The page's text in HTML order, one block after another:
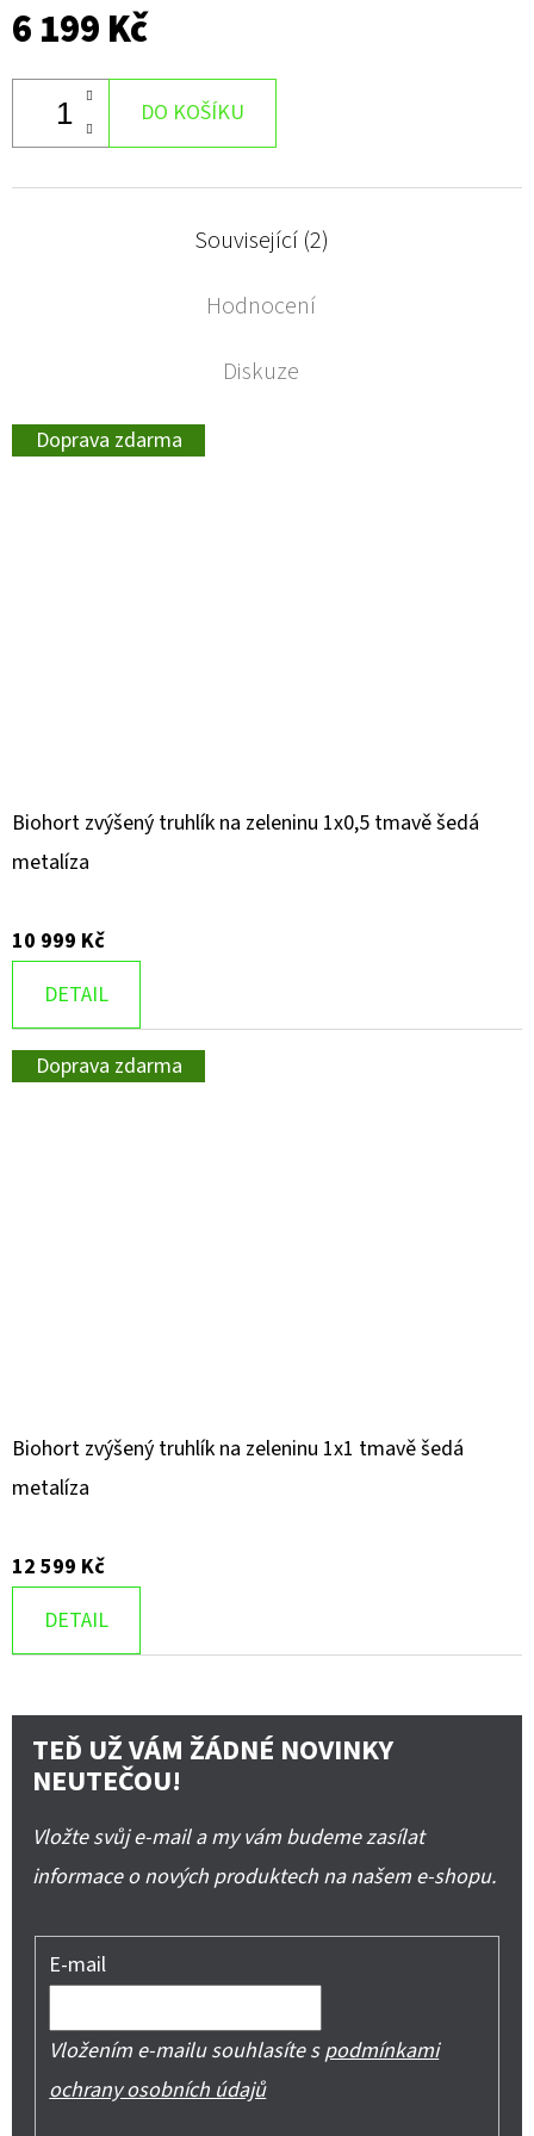
6 199 Kč
DO KOŠÍKU
Související (2)
Hodnocení
Diskuze
Doprava zdarma
Biohort zvýšený truhlík na zeleninu 1x0,5 tmavě šedá
metalíza
10 999 Kč
DETAIL
Doprava zdarma
Biohort zvýšený truhlík na zeleninu 1x1 tmavě šedá
metalíza
12 599 Kč
DETAIL
TEĎ UŽ VÁM ŽÁDNÉ NOVINKY
NEUTEČOU!
Vložte svůj e-mail a my vám budeme zasílat
informace o nových produktech na našem e-shopu.
E-mail
Vložením e-mailu souhlasíte spodmínkami
ochrany osobních údajů